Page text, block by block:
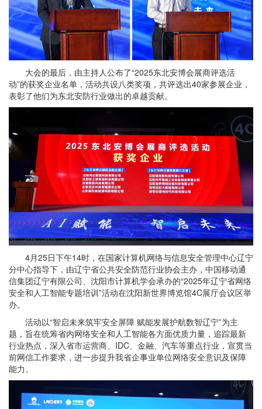
大会的最后，由主持人公布了“2025东北安博会展商评选活
动”的获奖企业名单，活动共设八类奖项，共评选出40家参展企业，
表彰了他们为东北安防行业做出的卓越贡献。
4月25日下午14时，在国家计算机网络与信息安全管理中心辽宁
分中心指导下，由辽宁省公共安全防范行业协会主办，中国移动通
信集团辽宁有限公司、沈阳市计算机学会承办的“2025年辽宁省网络
安全和人工智能专题培训”活动在沈阳新世界博览馆4C展厅会议区举
办。
活动以“智启未来筑牢安全屏障 赋能发展护航数智辽宁”为主
题，旨在统筹省内网络安全和人工智能各方面优质力量，追踪最新
行业热点，深入省市运营商、IDC、金融、汽车等重点行业，宣贯当
前网信工作要求，进一步提升我省企事业单位网络安全意识及保障
能力。